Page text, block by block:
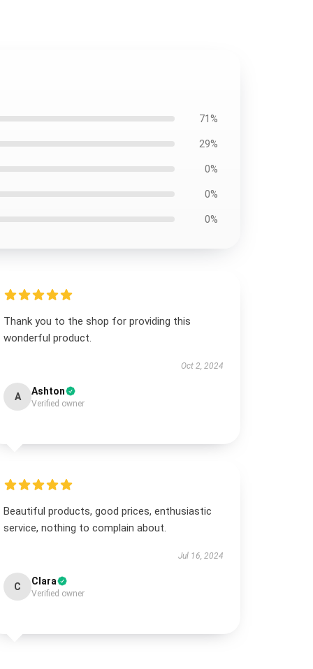
71%
29%
0%
0%
0%
Thank you to the shop for providing this
wonderful product.
Oct 2, 2024
A Ashton
Verified owner
Beautiful products, good prices, enthusiastic
service, nothing to complain about.
Jul 16, 2024
C Clara
Verified owner